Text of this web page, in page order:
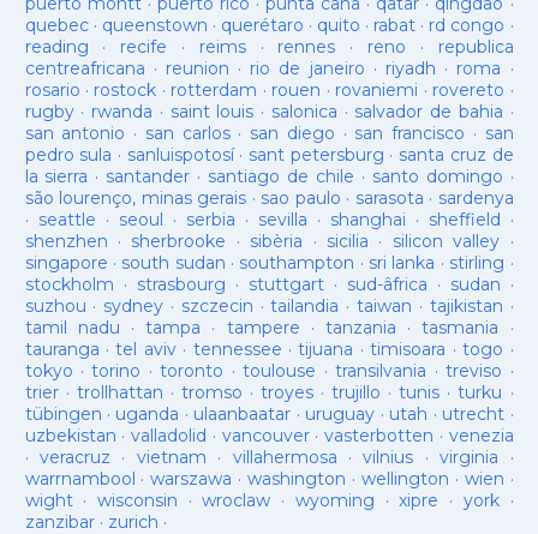
quebec· queenstown · querétaro · quito · rabat · rd congo ·
reading · recife · reims· rennes · reno · republica
centreafricana · reunion · rio de janeiro · riyadh · roma ·
rosario · rostock · rotterdam · rouen · rovaniemi · rovereto ·
rugby· rwanda · saint louis · salonica · salvador de bahia ·
san antonio · san carlos· san diego · san francisco · san
pedro sula · sanluispotosí· sant petersburg · santa cruz de
la sierra · santander · santiago de chile · santo domingo ·
são lourenço, minas gerais · sao paulo · sarasota · sardenya
· seattle · seoul · serbia · sevilla · shanghai · sheffield ·
shenzhen · sherbrooke · sibèria · sicilia · silicon valley ·
singapore · south sudan · southampton · sri lanka · stirling ·
stockholm · strasbourg · stuttgart· sud-âfrica · sudan ·
suzhou · sydney · szczecin ·tailandia ·taiwan · tajikistan ·
tamil nadu ·tampa · tampere · tanzania ·tasmania ·
tauranga ·tel aviv· tennessee ·tijuana ·timisoara ·togo ·
tokyo ·torino ·toronto ·toulouse ·transilvania ·treviso ·
trier· trollhattan · tromso · troyes·trujillo ·tunis ·turku ·
tübingen · uganda · ulaanbaatar · uruguay · utah · utrecht ·
uzbekistan · valladolid · vancouver· vasterbotten · venezia
· veracruz · vietnam · villahermosa ·vilnius ·virginia ·
warrnambool ·warszawa ·washington · wellington · wien ·
wight· wisconsin ·wroclaw · wyoming ·xipre · york·
zanzibar· zurich ·